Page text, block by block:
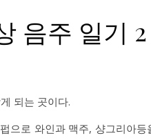
음주 일기 2
되는 곳이다.
으로 와인과 맥주, 샹그리아등